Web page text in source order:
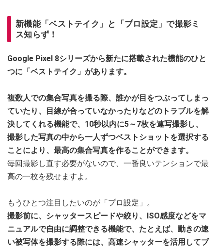
新機能「ベストテイク」と「プロ設定」で撮影ミ
ス知らず！
Google Pixel 8シリーズから新たに搭載された機能のひと
つに「ベストテイク」があります。
複数人での集合写真を撮る際、誰かが目をつぶってしまっ
ていたり、目線が合っていなかったりなどのトラブルを解
決してくれる機能で、10秒以内に5～7枚を連写撮影し、
撮影した写真の中から一人ずつベストショットを選択する
ことにより、最高の集合写真を作ることができます。
毎回撮影し直す必要がないので、一番良いテンションで最
高の一枚を残せますよ。
もうひとつ注目したいのが「プロ設定」。
撮影前に、シャッタースピードや絞り、ISO感度などをマ
ニュアルで自由に調整できる機能で、たとえば、動きの速
い被写体を撮影する際には、高速シャッターを活用してブ